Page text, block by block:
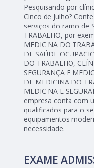
Pesquisando por
Cinco de Julho?
serviços do ramo de
TRABALHO, por
MEDICINA DO
DE SAÚDE
DO TRABALHO,
SEGURANÇA E
DE MEDICINA DO
MEDICINA E
empresa conta com
qualificados para o
equipamentos
necessidade.
EXAME